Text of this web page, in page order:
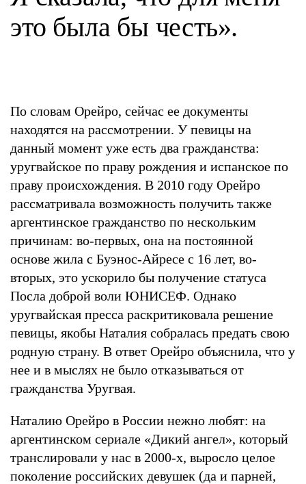
это была бы честь».
По словам Орейро, сейчас ее документы
находятся на рассмотрении. У певицы на
данный момент уже есть два гражданства:
уругвайское по праву рождения и испанское по
праву происхождения. В 2010 году Орейро
рассматривала возможность получить также
аргентинское гражданство по нескольким
причинам: во-первых, она на постоянной
основе жила с Буэнос-Айресе с 16 лет, во-
вторых, это ускорило бы получение статуса
Посла доброй воли ЮНИСЕФ. Однако
уругвайская пресса раскритиковала решение
певицы, якобы Наталия собралась предать свою
родную страну. В ответ Орейро объяснила, что у
нее и в мыслях не было отказываться от
гражданства Уругвая.
Наталию Орейро в России нежно любят: на
аргентинском сериале «Дикий ангел», который
транслировали у нас в 2000-х, выросло целое
поколение российских девушек (да и парней,